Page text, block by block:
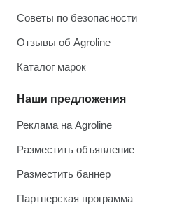
Советы по безопасности
Отзывы об Agroline
Каталог марок
Наши предложения
Реклама на Agroline
Разместить объявление
Разместить баннер
Партнерская программа